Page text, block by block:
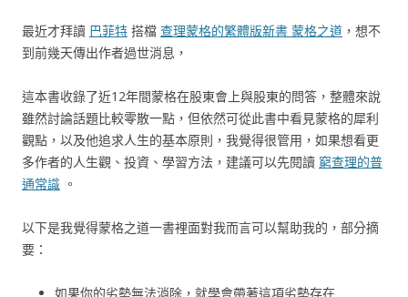
最近才拜讀 巴菲特 搭檔 查理蒙格的繁體版新書 蒙格之道 ，想不
到前幾天傳出作者過世消息，
這本書收錄了近12年間蒙格在股東會上與股東的問答，整體來說
雖然討論話題比較零散一點，但依然可從此書中看見蒙格的犀利
觀點，以及他追求人生的基本原則，我覺得很管用，如果想看更
多作者的人生觀、投資、學習方法，建議可以先閱讀 窮查理的普
通常識 。
以下是我覺得蒙格之道一書裡面對我而言可以幫助我的，部分摘
要：
如果你的劣勢無法消除，就學會帶著這項劣勢存在